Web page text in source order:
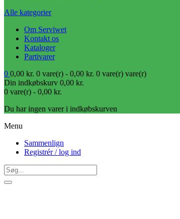
Alle kategorier
Om Serviwet
Kontakt os
Kataloger
Partivarer
0 0,00 kr. 0 vare(r) - 0,00 kr. 0 vare(r) vare(r)
Din indkøbskurv 0,00 kr.
0 vare(r) - 0,00 kr.
Du har ingen varer i indkøbskurven
Menu
Sammenlign
Registrér / log ind